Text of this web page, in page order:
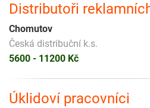
Distributoři
Chomutov
Česká distribuční k.s.
5600 - 11200 Kč
Úklidoví pracovníci